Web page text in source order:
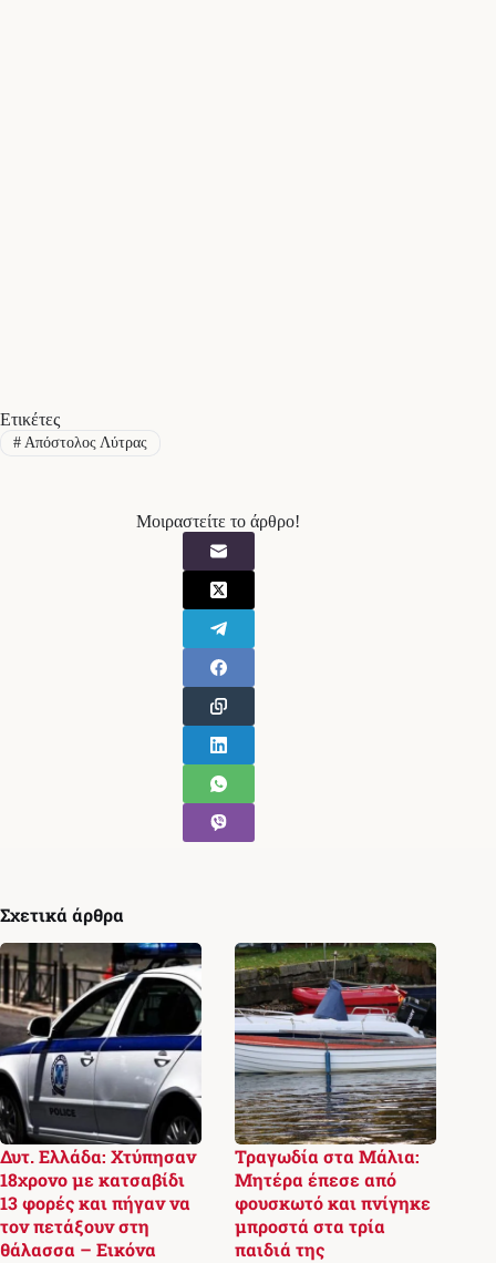
Ετικέτες
#Απόστολος Λύτρας
Μοιραστείτε το άρθρο!
Σχετικά άρθρα
Δυτ. Ελλάδα: Χτύπησαν
18χρονο με κατσαβίδι
13 φορές και πήγαν να
τον πετάξουν στη
θάλασσα – Εικόνα
Τραγωδία στα Μάλια:
Μητέρα έπεσε από
φουσκωτό και πνίγηκε
μπροστά στα τρία
παιδιά της